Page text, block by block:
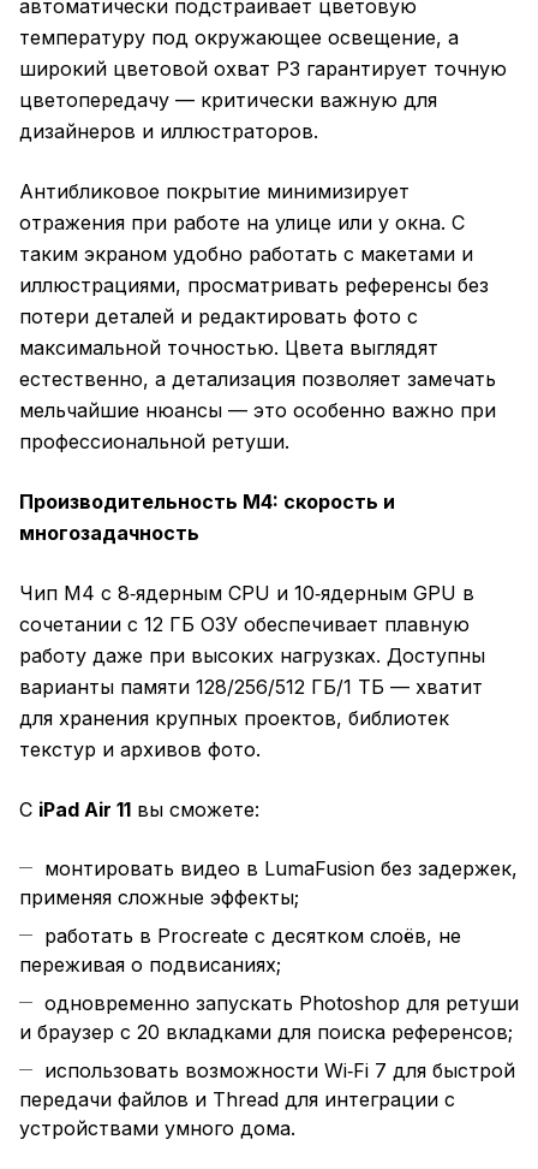
автоматически подстраивает цветовую
температуру под окружающее освещение, а
широкий цветовой охват P3 гарантирует точную
цветопередачу — критически важную для
дизайнеров и иллюстраторов.
Антибликовое покрытие минимизирует
отражения при работе на улице или у окна. С
таким экраном удобно работать с макетами и
иллюстрациями, просматривать референсы без
потери деталей и редактировать фото с
максимальной точностью. Цвета выглядят
естественно, а детализация позволяет замечать
мельчайшие нюансы — это особенно важно при
профессиональной ретуши.
Производительность M4: скорость и
многозадачность
Чип M4 с 8‑ядерным CPU и 10‑ядерным GPU в
сочетании с 12 ГБ ОЗУ обеспечивает плавную
работу даже при высоких нагрузках. Доступны
варианты памяти 128/256/512 ГБ/1 ТБ — хватит
для хранения крупных проектов, библиотек
текстур и архивов фото.
С iPad Air 11 вы сможете:
монтировать видео в LumaFusion без задержек,
применяя сложные эффекты;
работать в Procreate с десятком слоёв, не
переживая о подвисаниях;
одновременно запускать Photoshop для ретуши
и браузер с 20 вкладками для поиска референсов;
использовать возможности Wi‑Fi 7 для быстрой
передачи файлов и Thread для интеграции с
устройствами умного дома.